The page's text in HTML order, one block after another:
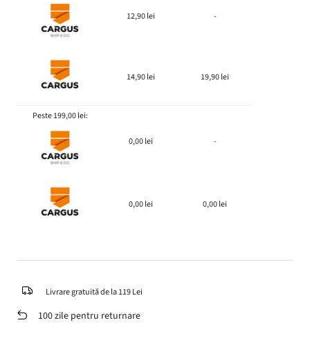
12,90 lei -
14,90 lei 19,90 lei
Peste 199,00 lei:
0,00 lei -
0,00 lei 0,00 lei
Livrare gratuită de la 119 Lei
100 zile pentru returnare